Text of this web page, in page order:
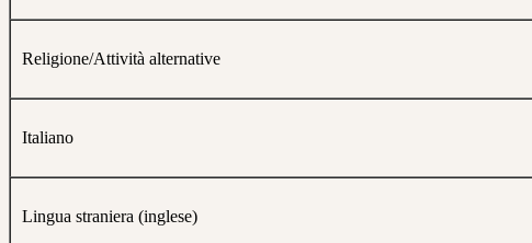
Religione/Attività alternative
Italiano
Lingua straniera (inglese)